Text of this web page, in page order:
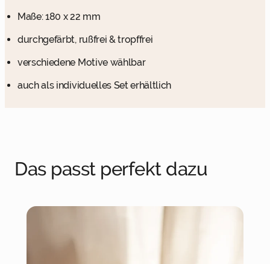
Maße: 180 x 22 mm
durchgefärbt, rußfrei & tropffrei
verschiedene Motive wählbar
auch als individuelles Set erhältlich
Das passt perfekt dazu